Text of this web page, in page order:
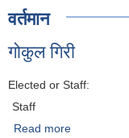
वर्तमान
गोकुल गिरी
Elected or Staff:
Staff
Read more